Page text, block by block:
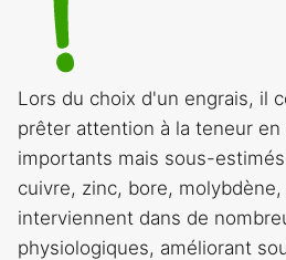
Lors du choix d'un engrais, il
prêter attention à la teneur
importants mais sous-
cuivre, zinc, bore,
interviennent dans de
physiologiques, améliorant